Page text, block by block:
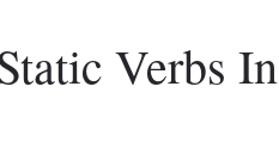
Verbs In